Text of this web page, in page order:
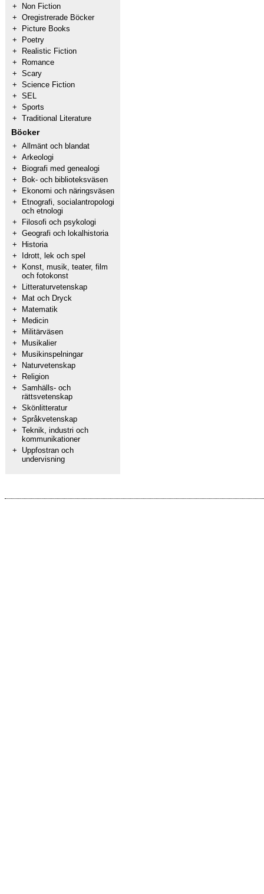
+
Non Fiction
+ Oregistrerade Böcker
+
Picture Books
+
Poetry
+
Realistic Fiction
+
Romance
+ Scary
+ Science Fiction
+ SEL
+ Sports
+ Traditional Literature
Böcker
+ Allmänt och blandat
+ Arkeologi
+
Biografi med genealogi
+
Bok- och biblioteksväsen
+
Ekonomi och näringsväsen
+
Etnografi, socialantropologi
och etnologi
+
Filosofi och psykologi
+ Geografi och lokalhistoria
+
Historia
+
Idrott, lek och spel
+
Konst, musik, teater, film
och fotokonst
+
Litteraturvetenskap
+
Mat och Dryck
+
Matematik
+
Medicin
+
Militärväsen
+
Musikalier
+
Musikinspelningar
+
Naturvetenskap
+
Religion
+ Samhälls- och
rättsvetenskap
+ Skönlitteratur
+ Språkvetenskap
+ Teknik, industri och
kommunikationer
+
Uppfostran och
undervisning